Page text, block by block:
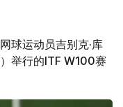
球运动员吉别克·库
举行的ITF W100赛